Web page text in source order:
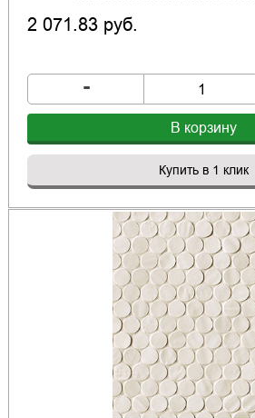
2 071.83 руб.
-
В корзину
Купить в 1 клик